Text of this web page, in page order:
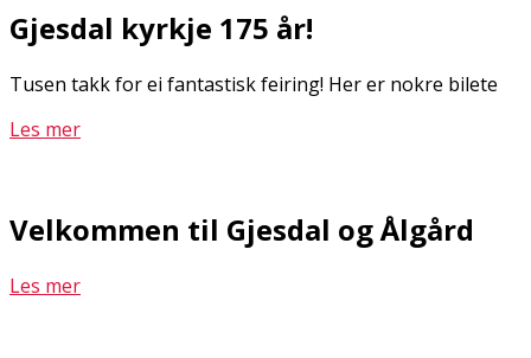
Gjesdal kyrkje 175 år!
Tusen takk for ei fantastisk feiring! Her er nokre bilete
Les mer
Velkommen til Gjesdal og Ålgård
Les mer